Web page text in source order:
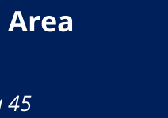
Area
45